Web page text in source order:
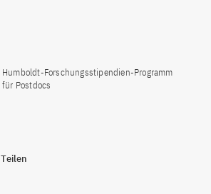
Humboldt-Forschungsstipendien-Programm
für Postdocs
Teilen